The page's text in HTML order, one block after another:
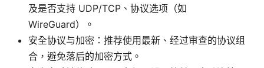
及是否支持 UDP/TCP、协议选项（如
WireGuard）。
安全协议与加密：推荐使用最新、经过审查的协议组
合，避免落后的加密方式。